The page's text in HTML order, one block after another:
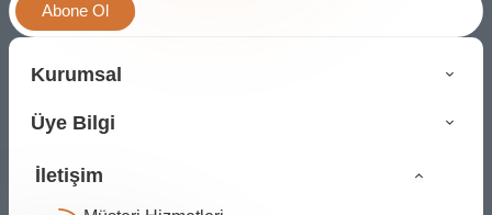
Abone Ol
Kurumsal
Üye Bilgi
İletişim